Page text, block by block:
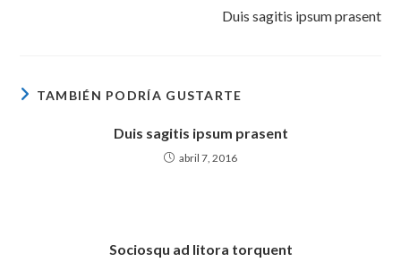
Duis sagitis ipsum prasent
TAMBIÉN PODRÍA GUSTARTE
Duis sagitis ipsum prasent
abril 7, 2016
Sociosqu ad litora torquent